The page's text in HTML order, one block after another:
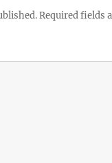
Required fields